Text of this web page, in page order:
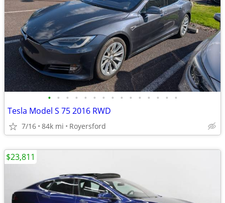
• • • • • • • • • • • • • • •
Tesla Model S 75 2016 RWD
7/16 84k mi Royersford
$23,811